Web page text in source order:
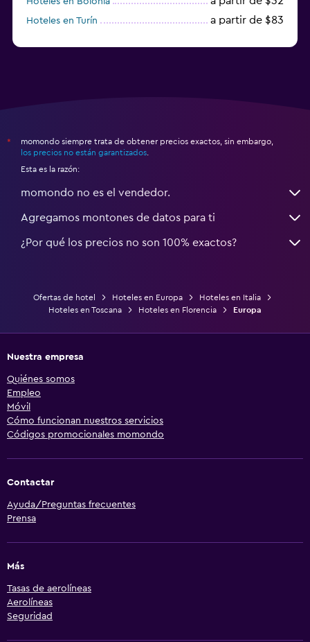
Hoteles en Turín a partir de $83
*
momondo siempre trata de obtener precios exactos, sin embargo,
los precios no están garantizados
Esta es la razón:
momondo no es el vendedor.
Agregamos montones de datos para ti
¿Por qué los precios no son 100% exactos?
Ofertas de hotel Hoteles en Europa
Hoteles en Italia
Hoteles en Toscana
Hoteles en Florencia Europa
Nuestra empresa
Quiénes somos
Empleo
Móvil
Cómo funcionan nuestros servicios
Códigos promocionales momondo
Contactar
Ayuda/Preguntas frecuentes
Prensa
Más
Tasas de aerolíneas
Aerolíneas
Seguridad